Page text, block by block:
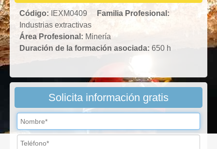
Código: IEXM0409
Familia Profesional:
Industrias extractivas
Área Profesional: Minería
Duración de la formación asociada: 650 h
Solicita información gratis